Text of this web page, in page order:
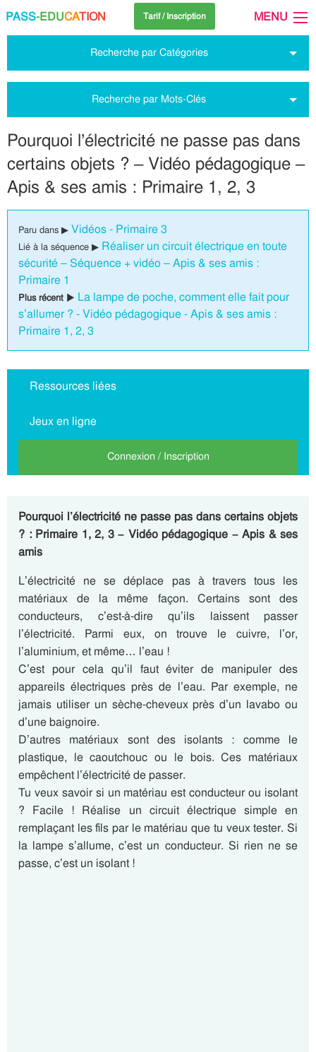
PASS-EDUCATION Tarif / Inscription MENU
Recherche par Catégories
Recherche par Mots-Clés
Pourquoi l’électricité ne passe pas dans
certains objets ? – Vidéo pédagogique –
Apis & ses amis : Primaire 1, 2, 3
Paru dans ▶ Vidéos - Primaire 3
Lié à la séquence ▶ Réaliser un circuit électrique en toute
sécurité – Séquence + vidéo – Apis & ses amis :
Primaire 1
Plus récent ▶ La lampe de poche, comment elle fait pour
s’allumer ? - Vidéo pédagogique - Apis & ses amis :
Primaire 1, 2, 3
Ressources liées
Jeux en ligne
Connexion / Inscription
Pourquoi l’électricité ne passe pas dans certains objets
? : Primaire 1, 2, 3 – Vidéo pédagogique – Apis & ses
amis
L’électricité ne se déplace pas à travers tous les
matériaux de la même façon. Certains sont des
conducteurs, c’est-à-dire qu’ils laissent passer
l’électricité. Parmi eux, on trouve le cuivre, l’or,
l’aluminium, et même… l’eau !
C’est pour cela qu’il faut éviter de manipuler des
appareils électriques près de l’eau. Par exemple, ne
jamais utiliser un sèche-cheveux près d’un lavabo ou
d’une baignoire.
D’autres matériaux sont des isolants : comme le
plastique, le caoutchouc ou le bois. Ces matériaux
empêchent l’électricité de passer.
Tu veux savoir si un matériau est conducteur ou isolant
? Facile ! Réalise un circuit électrique simple en
remplaçant les fils par le matériau que tu veux tester. Si
la lampe s’allume, c’est un conducteur. Si rien ne se
passe, c’est un isolant !